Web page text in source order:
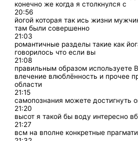
конечно же когда я столкнулся с
20:56
йогой которая так ись жизни
там были совершенно
21:03
романтичные разделы такие как
говорилось что если вы
21:08
правильным образом используете
влечение влюблённость и прочее
области
21:15
самопознания можете достигнуть
21:20
высот я такой бы воду интересно
21:27
всм на вполне конкретные